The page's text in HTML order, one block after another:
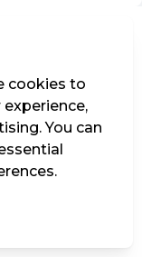
cookies to
You can